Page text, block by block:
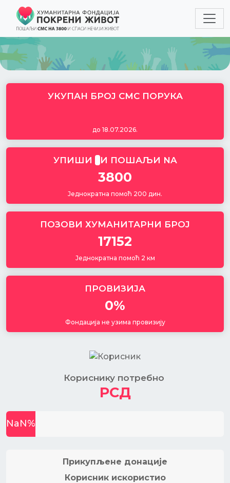
УКУПАН БРОЈ СМС ПОРУКА
до 18.07.2026.
УПИШИ И ПОШАЉИ NA
3800
Једнократна помоћ 200 дин.
ПОЗОВИ ХУМАНИТАРНИ БРОЈ
17152
Једнократна помоћ 2 км
ПРОВИЗИЈА
0%
Фондација не узима провизију
Кориснику потребно
РСД
NaN%
Прикупљене донације
Корисник искористио